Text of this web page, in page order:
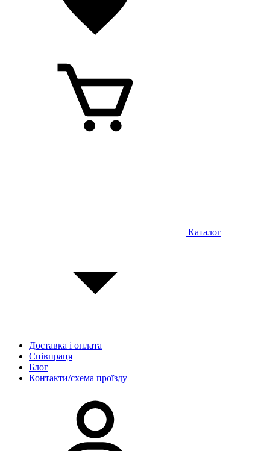
Каталог
Доставка і оплата
Співпраця
Блог
Контакти/схема проїзду